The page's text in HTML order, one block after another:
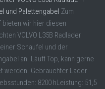
und Palettengabel Zum
bieten wir hier diesen
VOLVO L35B Radlader
Schaufel und der
an. Läuft Top, kann gerne
werden. Gebrauchter Lader
8200 hLeistung: 51,5